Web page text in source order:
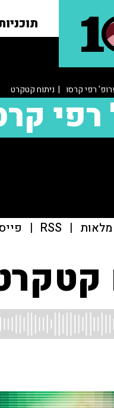
רפי קרסו | ניתוח קטקרט
רפי
מלאות |
RSS
|